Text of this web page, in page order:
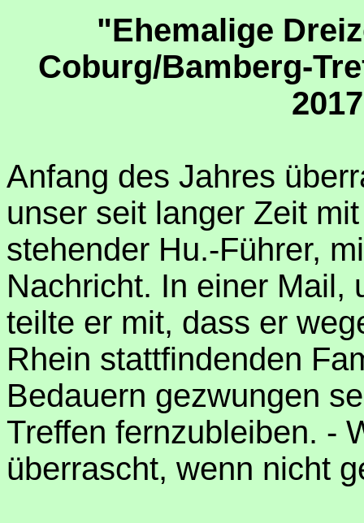
"Ehemalige
Coburg/Bamberg-
Anfang des Jahres
unser seit langer Zeit
stehender Hu.-Führer,
Nachricht. In einer Mail,
teilte er mit, dass er
Rhein stattfindenden
Bedauern gezwungen
Treffen fernzubleiben. -
überrascht, wenn nicht